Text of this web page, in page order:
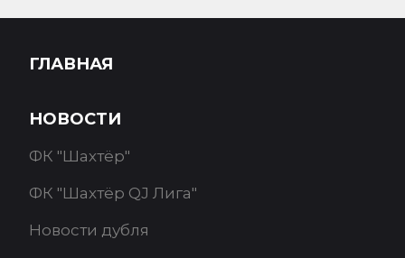
ГЛАВНАЯ
НОВОСТИ
ФК "Шахтёр"
ФК "Шахтёр QJ Лига"
Новости дубля